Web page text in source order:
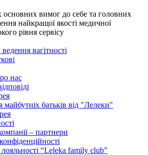
вимог до себе та головних
найкращої якості медичної
рівня сервісу
вагітності
нас
батьків від "Лелеки"
– партнери
“Leleka family club”